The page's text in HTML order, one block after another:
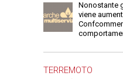
Nonostante
viene
TERREMOTO